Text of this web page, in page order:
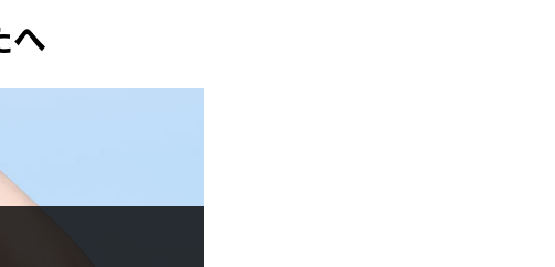
へ